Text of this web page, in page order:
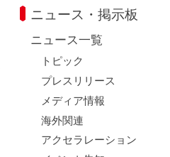
ニュース・掲示板
ニュース一覧
トピック
プレスリリース
メディア情報
海外関連
アクセラレーション